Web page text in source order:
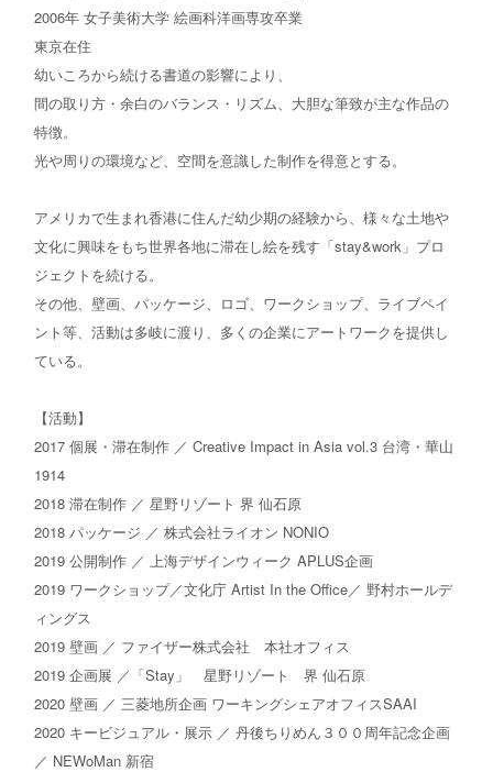
2006年 女子美術大学 絵画科洋画専攻卒業
東京在住
幼いころから続ける書道の影響により、
間の取り方・余白のバランス・リズム、大胆な筆致が主な作品の
特徴。
光や周りの環境など、空間を意識した制作を得意とする。
アメリカで生まれ香港に住んだ幼少期の経験から、様々な土地や
文化に興味をもち世界各地に滞在し絵を残す「stay&work」プロ
ジェクトを続ける。
その他、壁画、パッケージ、ロゴ、ワークショップ、ライブペイ
ント等、活動は多岐に渡り、多くの企業にアートワークを提供し
ている。
【活動】
2017 個展・滞在制作 ／ Creative Impact in Asia vol.3 台湾・華山
1914
2018 滞在制作 ／ 星野リゾート 界 仙石原
2018 パッケージ ／ 株式会社ライオン NONIO
2019 公開制作 ／ 上海デザインウィーク APLUS企画
2019 ワークショップ／文化庁 Artist In the Office／ 野村ホールデ
ィングス
2019 壁画 ／ ファイザー株式会社 本社オフィス
2019 企画展 ／「Stay」 星野リゾート 界 仙石原
2020 壁画 ／ 三菱地所企画 ワーキングシェアオフィスSAAI
2020 キービジュアル・展示 ／ 丹後ちりめん３００周年記念企画
／ NEWoMan 新宿